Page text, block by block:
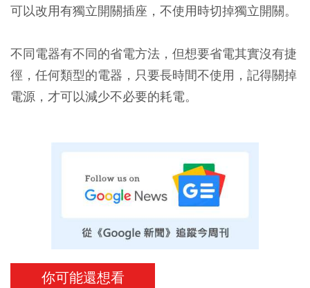
可以改用有獨立開關插座，不使用時切掉獨立開關。
不同電器有不同的省電方法，但想要省電其實沒有捷
徑，任何類型的電器，只要長時間不使用，記得關掉
電源，才可以減少不必要的耗電。
你可能還想看